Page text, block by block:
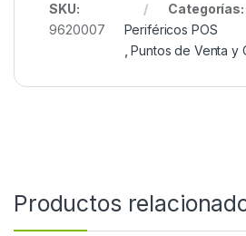
SKU:
9620007
Categorías:
Periféricos POS
,Puntos de Venta y
Productos